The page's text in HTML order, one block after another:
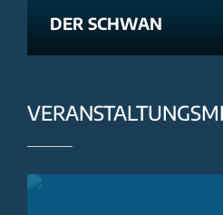
DER SCHWAN